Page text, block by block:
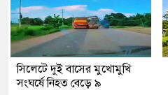
সিলেটে দুই বাসের মুখোমুখি
সংঘর্ষে নিহত বেড়ে ৯